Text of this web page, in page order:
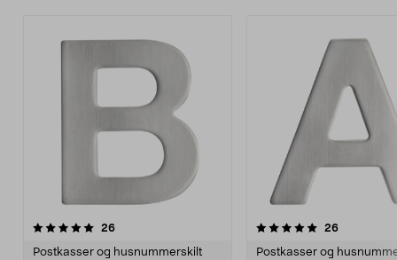
26anmeldelser
Postkasser og husnummerskilt
5.0av 5 stjerner 26
Postkasser og
5.0av 5 stjerner